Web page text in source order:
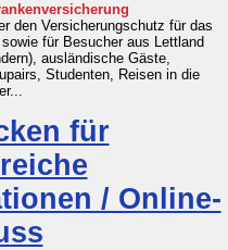
den Versicherungschutz für das
für Besucher aus Lettland
ausländische Gäste,
Studenten, Reisen in die
für
/ Online-